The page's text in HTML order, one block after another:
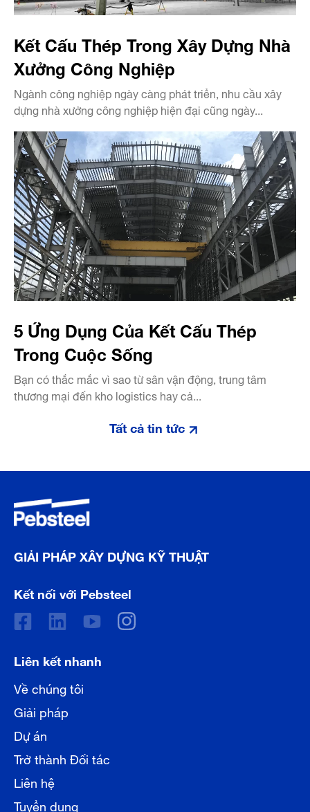
Kết Cấu Thép Trong Xây Dựng Nhà
Xưởng Công Nghiệp
Ngành công nghiệp ngày càng phát triển, nhu cầu xây
dựng nhà xưởng công nghiệp hiện đại cũng ngày...
5 Ứng Dụng Của Kết Cấu Thép
Trong Cuộc Sống
Bạn có thắc mắc vì sao từ sân vận động, trung tâm
thương mại đến kho logistics hay cả...
Tất cả tin tức
GIẢI PHÁP XÂY DỰNG KỸ THUẬT
Kết nối với Pebsteel
Liên kết nhanh
Về chúng tôi
Giải pháp
Dự án
Trở thành Đối tác
Liên hệ
Tuyển dụng